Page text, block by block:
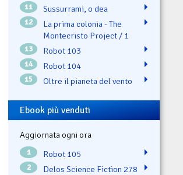
11 Sussurrami, o dea
12
La prima colonia - The
Montecristo Project / 1
13 Robot 103
14 Robot 104
15 Oltre il pianeta del vento
Ebook più venduti
Aggiornata ogni ora
1 Robot 105
2 Delos Science Fiction 278